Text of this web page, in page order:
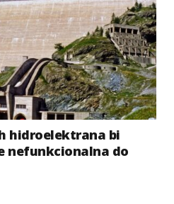
hidroelektrana bi
nefunkcionalna do